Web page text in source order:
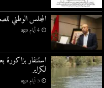
المجلس الوطني
4 أيام ago
استنفار بزاكورة
لكراير
5 أيام ago